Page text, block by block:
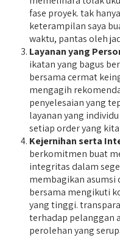
fase proyek. tak
keterampilan saya
waktu, pantas oleh
Layanan yang
ikatan yang bagus
bersama cermat
mengagih
penyelesaian yang
layanan yang
setiap order yang
Kejernihan serta
berkomitmen buat
integritas dalam
membagikan asumsi
bersama mengikuti
yang tinggi.
terhadap pelanggan
perolehan yang